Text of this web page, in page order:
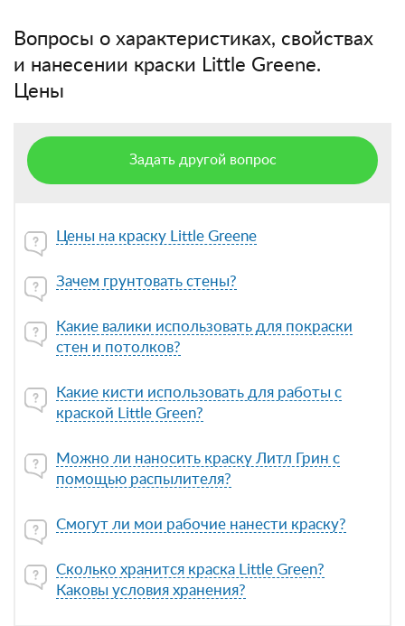
Вопросы о характеристиках, свойствах
и нанесении краски Little Greene.
Цены
Задать другой вопрос
Цены на краску Little Greene
Зачем грунтовать стены?
Какие валики использовать для покраски
стен и потолков?
Какие кисти использовать для работы с
краской Little Green?
Можно ли наносить краску Литл Грин с
помощью распылителя?
Смогут ли мои рабочие нанести краску?
Сколько хранится краска Little Green?
Каковы условия хранения?